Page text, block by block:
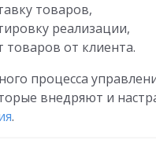
товаров,
реализации,
от клиента.
процесса
внедряют и
.